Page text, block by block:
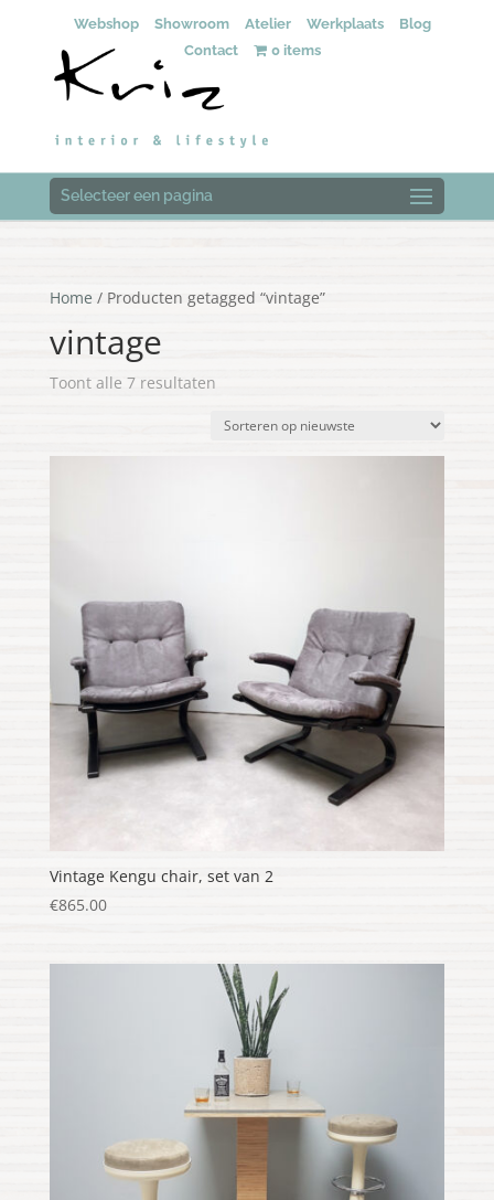
Webshop Showroom Atelier Werkplaats
Blog
Contact
0 items
Selecteer een pagina
Home / Producten getagged “vintage”
vintage
Toont alle 7 resultatenGesorteerd
nieuwste
Vintage Kengu chair, set van 2
€865.00